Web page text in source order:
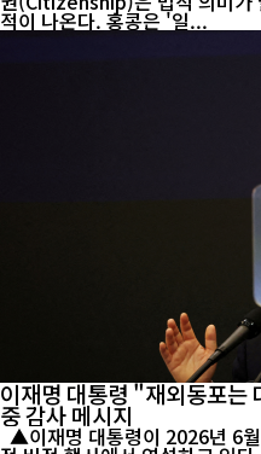
적이 나온다. 홍콩은 '일...
이재명 대통령 "재외동포
중 감사 메시지
▲이재명 대통령이 2026년 6월 30일 광주에서 열린 첨단산업 발